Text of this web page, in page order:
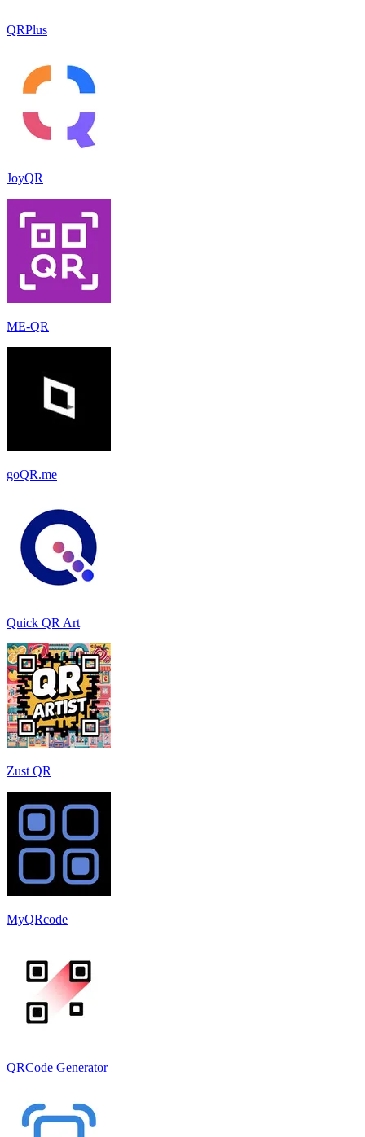
QRPlus
JoyQR
ME-QR
goQR.me
Quick QR Art
Zust QR
MyQRcode
QRCode Generator